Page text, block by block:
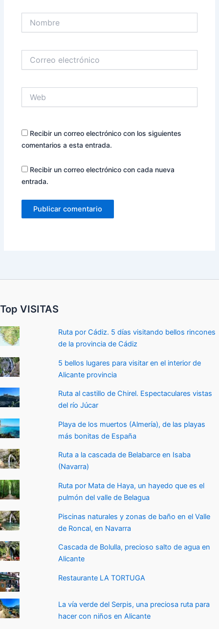
electrónico
Recibir un correo electrónico con los siguientes
comentarios a esta entrada.
Recibir un correo electrónico con cada nueva
entrada.
Top VISITAS
Ruta por Cádiz. 5 días visitando bellos rincones
de la provincia de Cádiz
5 bellos lugares para visitar en el interior de
Alicante provincia
Ruta al castillo de Chirel. Espectaculares vistas
del río Júcar
Playa de los muertos (Almería), de las playas
más bonitas de España
Ruta a la cascada de Belabarce en Isaba
(Navarra)
Ruta por Mata de Haya, un hayedo que es el
pulmón del valle de Belagua
Piscinas naturales y zonas de baño en el Valle
de Roncal, en Navarra
Cascada de Bolulla, precioso salto de agua en
Alicante
Restaurante LA TORTUGA
La vía verde del Serpis, una preciosa ruta para
hacer con niños en Alicante